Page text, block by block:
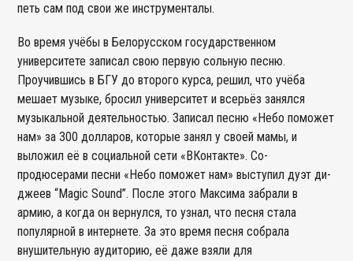
петь сам под свои же инструменталы.
Во время учёбы в Белорусском государственном
университете записал свою первую сольную песню.
Проучившись в БГУ до второго курса, решил, что учёба
мешает музыке, бросил университет и всерьёз занялся
музыкальной деятельностью. Записал песню «Небо поможет
нам» за 300 долларов, которые занял у своей мамы, и
выложил её в социальной сети «ВКонтакте». Со-
продюсерами песни «Небо поможет нам» выступил дуэт ди-
джеев “Magic Sound”. После этого Максима забрали в
армию, а когда он вернулся, то узнал, что песня стала
популярной в интернете. За это время песня собрала
внушительную аудиторию, её даже взяли для